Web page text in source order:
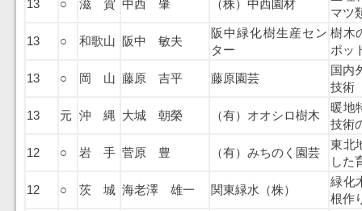
13 ○ 滋 賀 中西 肇 （株）中西園材
マツ
13 ○ 和歌山 阪中 敏夫
阪中緑化樹生産セン
ター
樹木
ポッ
13 ○ 岡 山 藤原 吉平 藤原園芸
国内
技術
13 元 沖 縄 大城 朝榮 （有）オオシロ樹木
暖地
技術
12 ○ 岩 手 菅原 豊 （有）みちのく園芸
東北
した
12 ○ 茨 城 海老澤 雄一 関東緑水（株）
緑化
根作